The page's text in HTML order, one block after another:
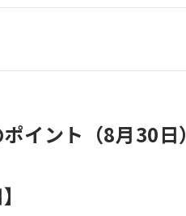
イント（8月30日）